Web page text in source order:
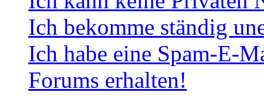
Ich bekomme ständig
Ich habe eine Spam-E-
Forums erhalten!